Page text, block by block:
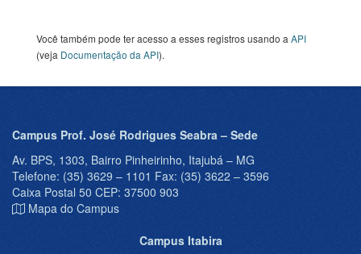
Você também pode ter acesso a esses registros usando a API
(veja Documentação da API).
Campus Prof. José Rodrigues Seabra – Sede
Av. BPS, 1303, Bairro Pinheirinho, Itajubá – MG
Telefone: (35) 3629 – 1101 Fax: (35) 3622 – 3596
Caixa Postal 50 CEP: 37500 903
Mapa do Campus
Campus Itabira